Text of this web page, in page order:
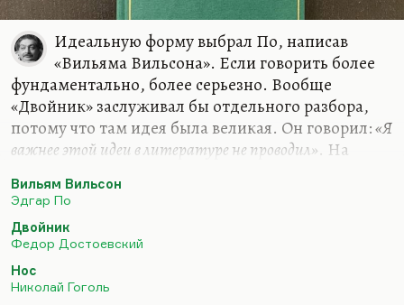
Идеальную форму выбрал По, написав
«Вильяма Вильсона». Если говорить более
фундаментально, более серьезно. Вообще
«Двойник» заслуживал бы отдельного разбора,
потому что там идея была великая. Он говорил:«Я
важнее этой идеи в литературе не проводил». На
инквизитор более важная идея, более интересная
история. В чем важность идеи? Я не говорю о том,
что он прекрасно написан. Прекрасно описан
дебют безумия и раздвоение Голядкина. Я
думаю, важность этой идеи даже не в том, что
Вильям Вильсон
Эдгар По
Двойник
Федор Достоевский
Нос
Николай Гоголь